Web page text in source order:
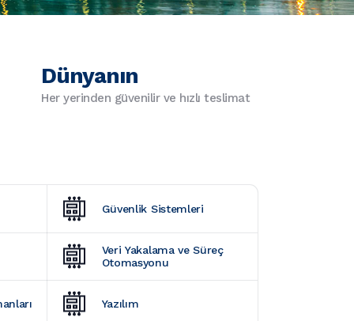
Dünyanın
Her yerinden güvenilir ve hızlı teslimat
Güvenlik Sistemleri
Veri Yakalama ve Süreç
Otomasyonu
Yazılım